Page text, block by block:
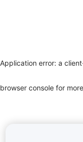
Application error: a
browser console for